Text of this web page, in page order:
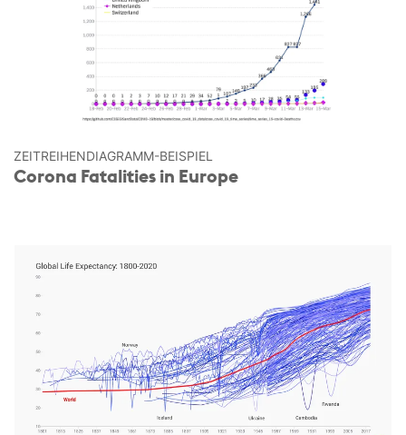
ZEITREIHEN­DIAGRAMM-BEISPIEL
Corona Fatalities in Europe